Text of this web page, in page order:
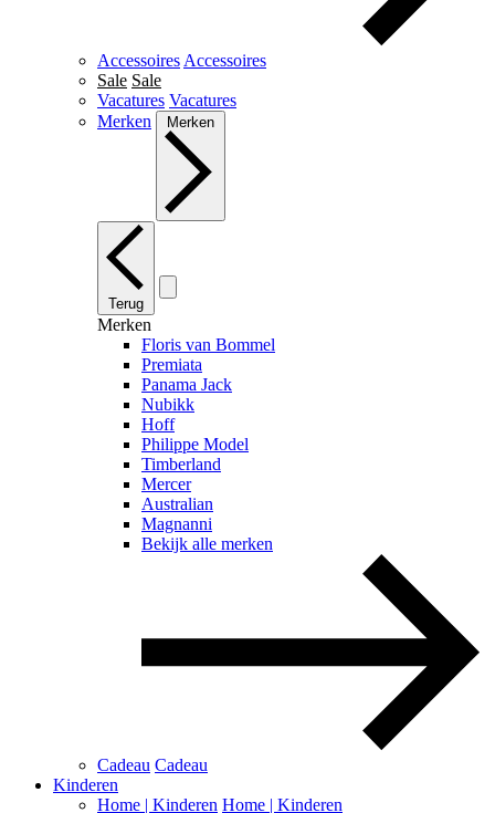
Accessoires Accessoires
Sale Sale
Vacatures Vacatures
Merken
Merken
Terug
Merken
Floris van Bommel
Premiata
Panama Jack
Nubikk
Hoff
Philippe Model
Timberland
Mercer
Australian
Magnanni
Bekijk alle merken
Cadeau Cadeau
Kinderen
Home | Kinderen Home | Kinderen